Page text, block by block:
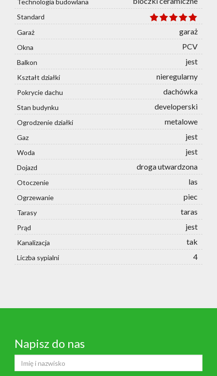
Technologia budowlana
Standard
Garaż
garaż
Okna PCV
Balkon jest
Kształt działki nieregularny
Pokrycie dachu dachówka
Stan budynku developerski
Ogrodzenie działki metalowe
Gaz jest
Woda jest
Dojazd droga utwardzona
Otoczenie las
Ogrzewanie piec
Tarasy taras
Prąd jest
Kanalizacja tak
Liczba sypialni 4
Napisz do nas